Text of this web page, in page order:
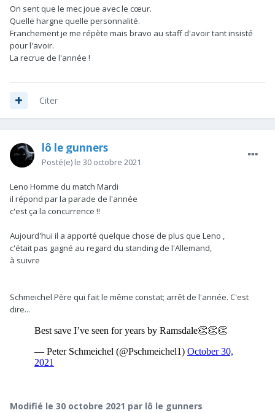
On sent que le mec joue avec le cœur.
Quelle hargne quelle personnalité.
Franchement je me répète mais bravo au staff d'avoir tant insisté
pour l'avoir.
La recrue de l'année !
Citer
lô le gunners
Posté(e) le 30 octobre 2021
Leno Homme du match Mardi
il répond par la parade de l'année
c'est ça la concurrence !!
Aujourd'hui il a apporté quelque chose de plus que Leno ,
c'était pas gagné au regard du standing de l'Allemand,
à suivre
Schmeichel Père qui fait le même constat; arrêt de l'année. C'est
dire...
Modifié le 30 octobre 2021 par lô le gunners